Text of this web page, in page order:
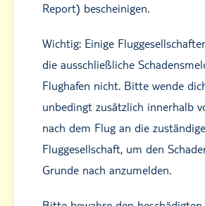
Report) bescheinigen.
Wichtig: Einige
die ausschließliche
Flughafen nicht. Bitte wende
unbedingt zusätzlich innerhalb
nach dem Flug an die zuständige
Fluggesellschaft, um den
Grunde nach anzumelden.